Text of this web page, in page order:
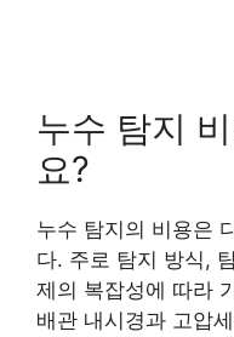
누수 탐지
요?
누수 탐지의 비용은
다. 주로 탐지 방식,
제의 복잡성에 따라
배관 내시경과 고압